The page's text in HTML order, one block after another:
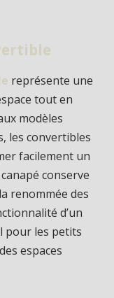
représente une
tout en
modèles
les convertibles
facilement un
conserve
renommée des
d’un
pour les petits
espaces